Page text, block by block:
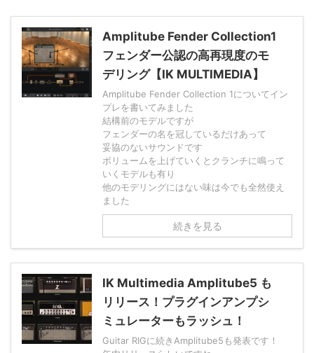
Amplitube Fender Collection1
フェンダー公認の高再現度のモ
デリング【IK MULTIMEDIA】
Amplitube Fender Collection 1についてイン
プレを書いてみました
結構前のモデルですが
フェンダーの名を冠しているだけあって
妥協のないサウンドです
ボリュームを上げていくとクランチに鳴って
いくモデルも有り
他のモデリングにはない味は今でも全然使え
ました
続きを見る
IK Multimedia Amplitube5 も
リリース！プラグインアンプシ
ミュレーターもラッシュ！
Guitar RIGに続きAmplitube5も発表です！